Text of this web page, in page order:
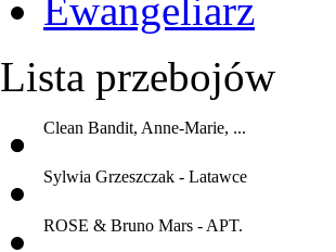
Ewangeliarz
Lista przebojów
Clean Bandit, Anne-Marie, ...
Sylwia Grzeszczak - Latawce
ROSE & Bruno Mars - APT.